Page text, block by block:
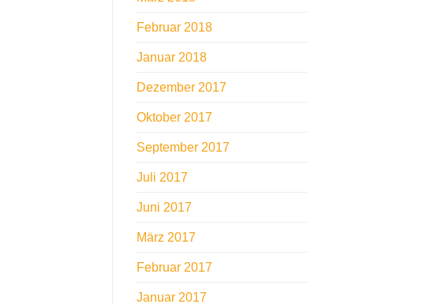
Februar 2018
Januar 2018
Dezember 2017
Oktober 2017
September 2017
Juli 2017
Juni 2017
März 2017
Februar 2017
Januar 2017